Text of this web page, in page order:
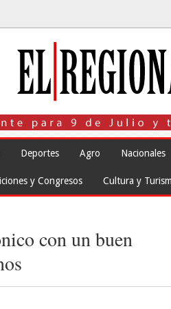
Deportes Agro Nacionales
y Congresos Cultura y
con un buen